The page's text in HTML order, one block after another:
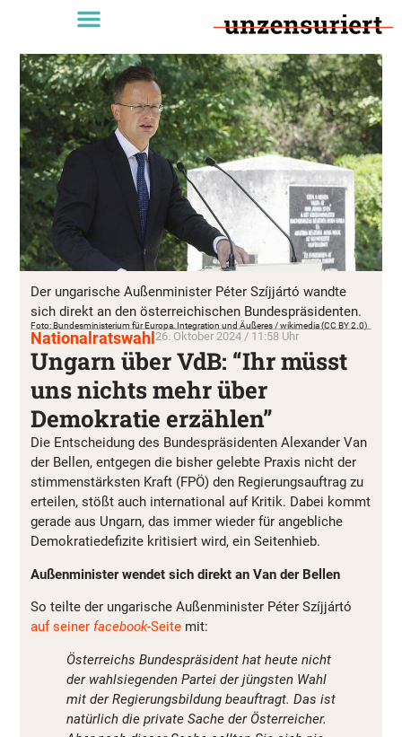
Der ungarische Außenminister Péter Szíjjártó wandte
sich direkt an den österreichischen Bundespräsidenten.
Foto: Bundesministerium für Europa, Integration und Äußeres / wikimedia (CC BY 2.0)
Nationalratswahl 26. Oktober 2024 / 11:58 Uhr
Ungarn über VdB: “Ihr müsst
uns nichts mehr über
Demokratie erzählen”
Die Entscheidung des Bundespräsidenten Alexander Van
der Bellen, entgegen die bisher gelebte Praxis nicht der
stimmenstärksten Kraft (FPÖ) den Regierungsauftrag zu
erteilen, stößt auch international auf Kritik. Dabei kommt
gerade aus Ungarn, das immer wieder für angebliche
Demokratiedefizite kritisiert wird, ein Seitenhieb.
Außenminister wendet sich direkt an Van der Bellen
So teilte der ungarische Außenminister Péter Szíjjártó
auf seiner facebook-Seite mit:
Österreichs Bundespräsident hat heute nicht
der wahlsiegenden Partei der jüngsten Wahl
mit der Regierungsbildung beauftragt. Das ist
natürlich die private Sache der Österreicher.